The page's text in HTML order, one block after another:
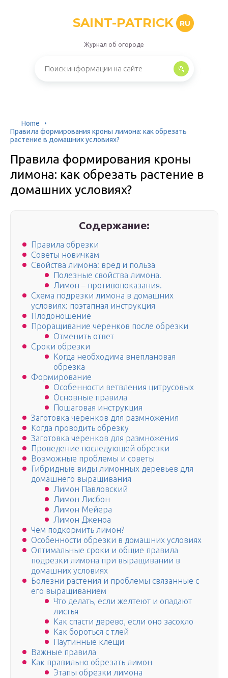
SAINT-PATRICK RU
Журнал об огороде
Home
Правила формирования кроны лимона: как обрезать
растение в домашних условиях?
Правила формирования кроны
лимона: как обрезать растение в
домашних условиях?
Содержание:
Правила обрезки
Советы новичкам
Свойства лимона: вред и польза
Полезные свойства лимона.
Лимон – противопоказания.
Схема подрезки лимона в домашних
условиях: поэтапная инструкция
Плодоношение
Проращивание черенков после обрезки
Отменить ответ
Сроки обрезки
Когда необходима внеплановая
обрезка
Формирование
Особенности ветвления цитрусовых
Основные правила
Пошаговая инструкция
Заготовка черенков для размножения
Когда проводить обрезку
Заготовка черенков для размножения
Проведение последующей обрезки
Возможные проблемы и советы
Гибридные виды лимонных деревьев для
домашнего выращивания
Лимон Павловский
Лимон Лисбон
Лимон Мейера
Лимон Дженоа
Чем подкормить лимон?
Особенности обрезки в домашних условиях
Оптимальные сроки и общие правила
подрезки лимона при выращивании в
домашних условиях
Болезни растения и проблемы связанные с
его выращиванием
Что делать, если желтеют и опадают
листья
Как спасти дерево, если оно засохло
Как бороться с тлей
Паутинные клещи
Важные правила
Как правильно обрезать лимон
Этапы обрезки лимона